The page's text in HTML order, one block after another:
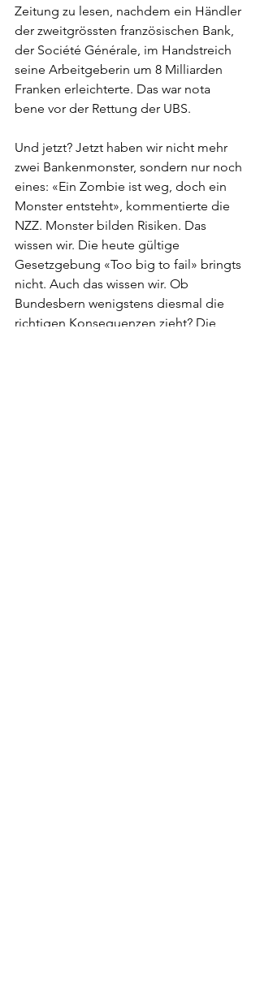
Zeitung zu lesen, nachdem ein Händler
der zweitgrössten französischen Bank,
der Société Générale, im Handstreich
seine Arbeitgeberin um 8 Milliarden
Franken erleichterte. Das war nota
bene vor der Rettung der UBS.
Und jetzt? Jetzt haben wir nicht mehr
zwei Bankenmonster, sondern nur noch
eines: «Ein Zombie ist weg, doch ein
Monster entsteht», kommentierte die
NZZ. Monster bilden Risiken. Das
wissen wir. Die heute gültige
Gesetzgebung «Too big to fail» bringts
nicht. Auch das wissen wir. Ob
Bundesbern wenigstens diesmal die
richtigen Konsequenzen zieht? Die